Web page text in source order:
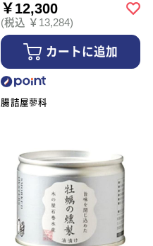
￥12,300
(税込 ￥13,284)
カートに追加
腸詰屋蓼科